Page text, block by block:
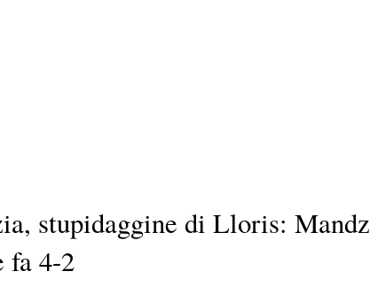
stupidaggine di Lloris:
fa 4-2